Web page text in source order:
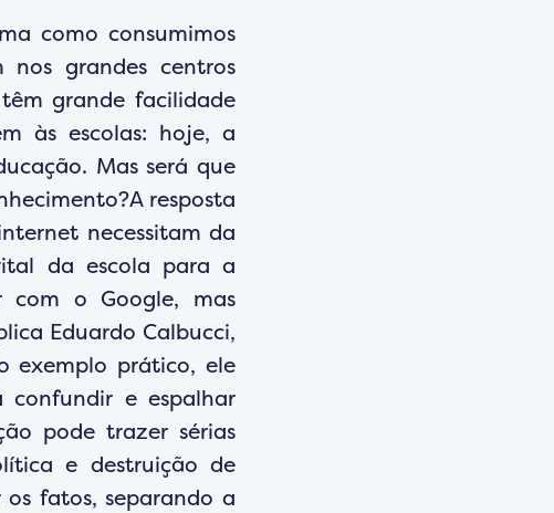
como consumimos
nos grandes centros
grande facilidade
às escolas: hoje, a
Mas será que
resposta
necessitam da
da escola para a
com o Google, mas
Eduardo Calbucci,
exemplo prático, ele
confundir e espalhar
pode trazer sérias
e destruição de
fatos, separando a